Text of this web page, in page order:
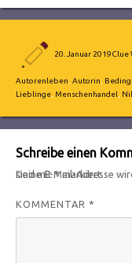
am
20. Januar 2019Clue
Autorenleben, Autorin,
Lieblinge, Menschenhandel,
Schreibe einen
Deine E-Mail-Adresse
Erforderliche Felder sind mit*markiert
KOMMENTAR *